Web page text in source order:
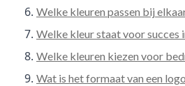
Welke kleuren passen bij
Welke kleur staat voor succes
Welke kleuren kiezen voor
Wat is het formaat van een